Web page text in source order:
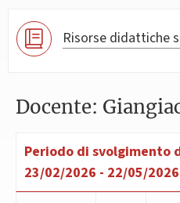
Risorse didattiche
Docente:
Periodo di svolgimento
23/02/2026 - 22/05/2026